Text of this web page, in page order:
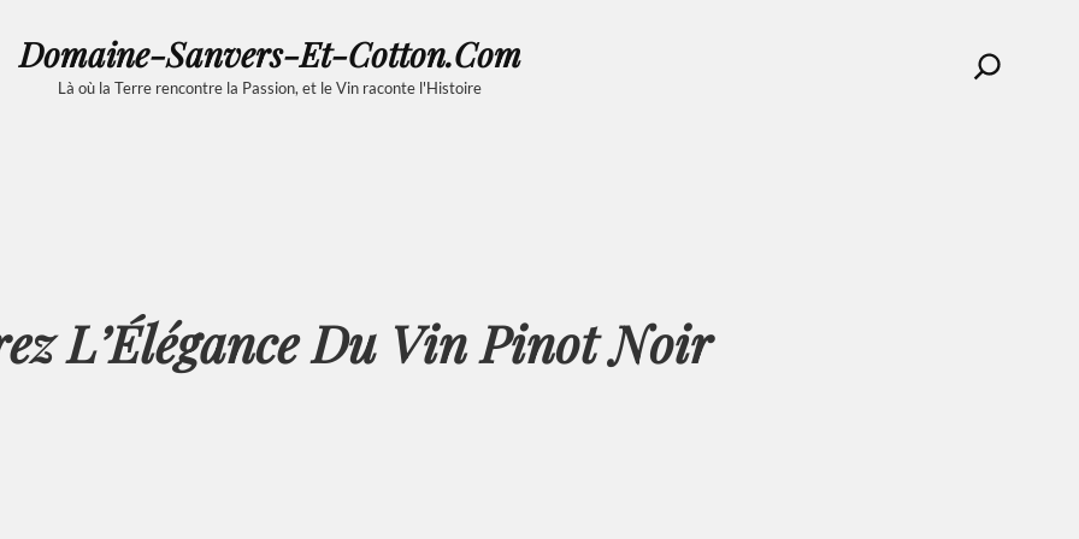
Domaine-Sanvers-Et-Cotton.com
Là où la Terre rencontre la Passion, et le Vin raconte l'Histoire
Search
L’Élégance Du Vin Pinot Noir